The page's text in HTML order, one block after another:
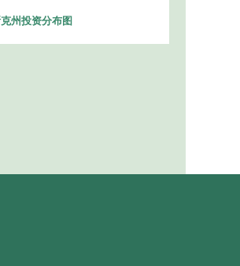
州投资分布图